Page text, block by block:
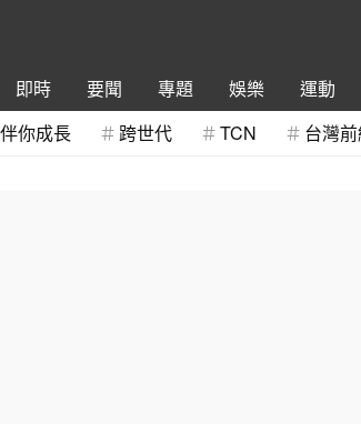
即時 要聞 專題 娛樂 運動
你成長 跨世代 TCN 台灣